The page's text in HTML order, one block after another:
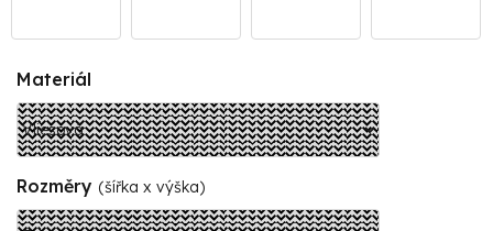
Materiál
Rozměry (šířka x výška)